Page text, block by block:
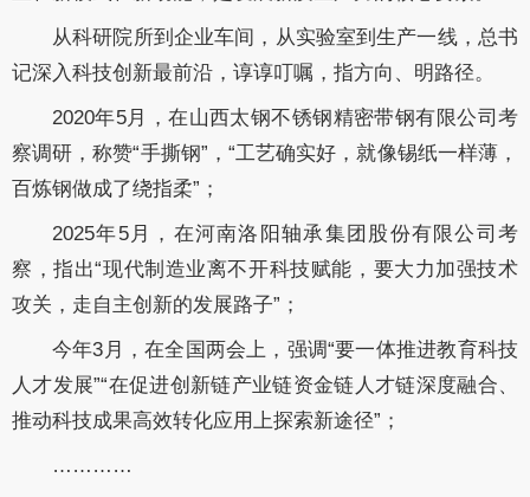
从科研院所到企业车间，从实验室到生产一线，总书
记深入科技创新最前沿，谆谆叮嘱，指方向、明路径。
2020年5月，在山西太钢不锈钢精密带钢有限公司考
察调研，称赞“手撕钢”，“工艺确实好，就像锡纸一样薄，
百炼钢做成了绕指柔”；
2025年5月，在河南洛阳轴承集团股份有限公司考
察，指出“现代制造业离不开科技赋能，要大力加强技术
攻关，走自主创新的发展路子”；
今年3月，在全国两会上，强调“要一体推进教育科技
人才发展”“在促进创新链产业链资金链人才链深度融合、
推动科技成果高效转化应用上探索新途径”；
…………